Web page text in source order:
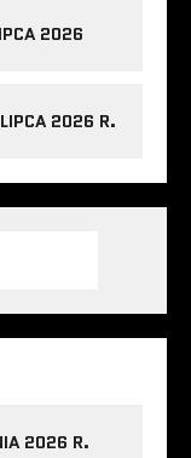
2026
2026 R.
2026 R.